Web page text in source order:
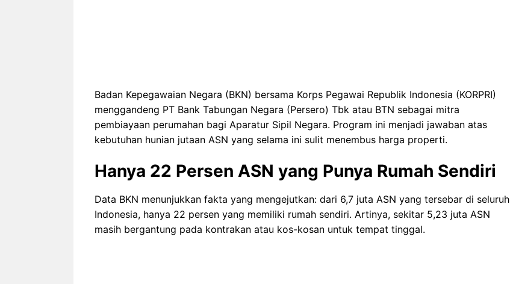
Badan Kepegawaian Negara (BKN) bersama Korps Pegawai Republik Indonesia (KORPRI)
menggandeng PT Bank Tabungan Negara (Persero) Tbk atau BTN sebagai mitra
pembiayaan perumahan bagi Aparatur Sipil Negara. Program ini menjadi jawaban atas
kebutuhan hunian jutaan ASN yang selama ini sulit menembus harga properti.
Hanya 22 Persen ASN yang Punya Rumah Sendiri
Data BKN menunjukkan fakta yang mengejutkan: dari 6,7 juta ASN yang tersebar di seluruh
Indonesia, hanya 22 persen yang memiliki rumah sendiri. Artinya, sekitar 5,23 juta ASN
masih bergantung pada kontrakan atau kos-kosan untuk tempat tinggal.